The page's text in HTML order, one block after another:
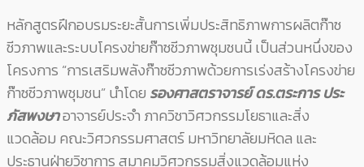
หลักสูตรฝึกอบรมระยะสั้นการเพิ่มประสิทธิภาพการผลิตก๊าซ
ชีวภาพและระบบโครงข่ายก๊าซชีวภาพชุมชนนี้ เป็นส่วนหนึ่งของ
โครงการ “การเสริมพลังก๊าซชีวภาพด้วยการเร่งสร้างโครงข่าย
ก๊าซชีวภาพชุมชน” นำโดย รองศาสตราจารย์ ดร.ตระการ ประ
ภัสพงษาอาจารย์ประจำ ภาควิชาวิศวกรรมโยธาและสิ่ง
แวดล้อม คณะวิศวกรรมศาสตร์ มหาวิทยาลัยมหิดล และ
ประธานฝ่ายวิชาการ สมาคมวิศวกรรมสิ่งแวดล้อมแห่ง